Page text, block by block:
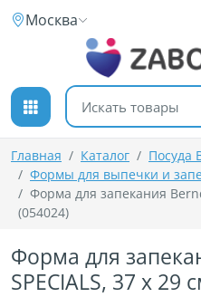
К содержимому
Москва
Поиск товаров
Главная Каталог
Посуда
Формы для выпечки и
Форма для запекания
(054024)
Форма для
SPECIALS, 37 x 29